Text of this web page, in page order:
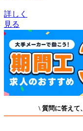
詳しく
見る
\ 質問に答えて、